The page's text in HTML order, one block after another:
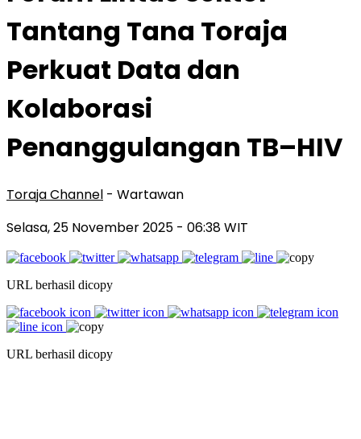
Tantang Tana Toraja
Perkuat Data dan
Kolaborasi
Penanggulangan TB–HIV
Toraja Channel - Wartawan
Selasa, 25 November 2025 - 06:38 WIT
URL berhasil dicopy
URL berhasil dicopy